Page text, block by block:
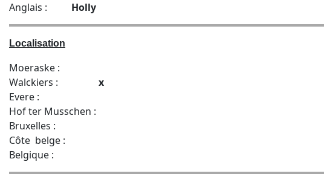
Anglais :
Holly
Localisation
Moeraske :
Walckiers :
x
Evere :
Hof ter Musschen :
Bruxelles :
Côte belge :
Belgique :